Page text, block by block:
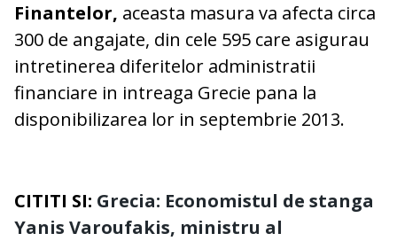
Finantelor, aceasta masura va afecta circa
300 de angajate, din cele 595 care asigurau
intretinerea diferitelor administratii
financiare in intreaga Grecie pana la
disponibilizarea lor in septembrie 2013.
CITITI SI: Grecia: Economistul de stanga
Yanis Varoufakis, ministru al